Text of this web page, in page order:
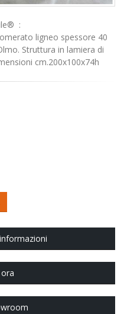
:
ligneo spessore 40
Struttura in lamiera di
cm.200x100x74h